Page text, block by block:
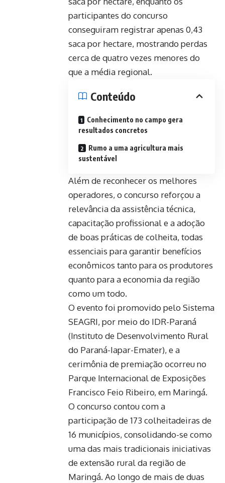
participantes do concurso
conseguiram registrar apenas 0,43
saca por hectare, mostrando perdas
cerca de quatro vezes menores do
que a média regional.
Conteúdo
Conhecimento no campo gera
resultados concretos
Rumo a uma agricultura mais
sustentável
Além de reconhecer os melhores
operadores, o concurso reforçou a
relevância da assistência técnica,
capacitação profissional e a adoção
de boas práticas de colheita, todas
essenciais para garantir benefícios
econômicos tanto para os produtores
quanto para a economia da região
como um todo.
O evento foi promovido pelo Sistema
SEAGRI, por meio do IDR-Paraná
(Instituto de Desenvolvimento Rural
do Paraná-Iapar-Emater), e a
cerimônia de premiação ocorreu no
Parque Internacional de Exposições
Francisco Feio Ribeiro, em Maringá.
O concurso contou com a
participação de 173 colheitadeiras de
16 municípios, consolidando-se como
uma das mais tradicionais iniciativas
de extensão rural da região de
Maringá. Ao longo de mais de duas